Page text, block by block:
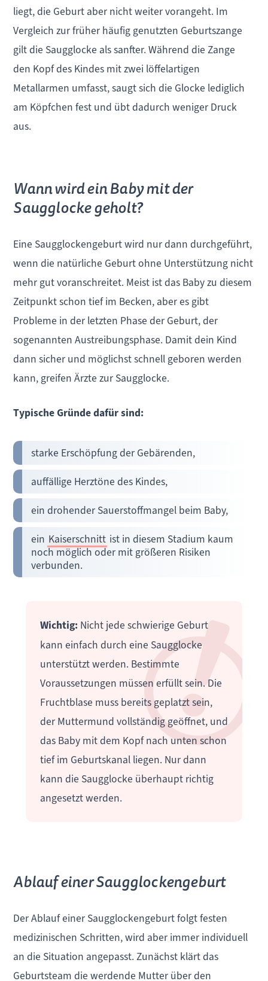
liegt, die Geburt aber nicht weiter vorangeht. Im
Vergleich zur früher häufig genutzten Geburtszange
gilt die Saugglocke als sanfter. Während die Zange
den Kopf des Kindes mit zwei löffelartigen
Metallarmen umfasst, saugt sich die Glocke lediglich
am Köpfchen fest und übt dadurch weniger Druck
aus.
Wann wird ein Baby mit der
Saugglocke geholt?
Eine Saugglockengeburt wird nur dann durchgeführt,
wenn die natürliche Geburt ohne Unterstützung nicht
mehr gut voranschreitet. Meist ist das Baby zu diesem
Zeitpunkt schon tief im Becken, aber es gibt
Probleme in der letzten Phase der Geburt, der
sogenannten Austreibungsphase. Damit dein Kind
dann sicher und möglichst schnell geboren werden
kann, greifen Ärzte zur Saugglocke.
Typische Gründe dafür sind:
starke Erschöpfung der Gebärenden,
auffällige Herztöne des Kindes,
ein drohender Sauerstoffmangel beim Baby,
ein Kaiserschnitt ist in diesem Stadium kaum
noch möglich oder mit größeren Risiken
verbunden.
Wichtig: Nicht jede schwierige Geburt
kann einfach durch eine Saugglocke
unterstützt werden. Bestimmte
Voraussetzungen müssen erfüllt sein. Die
Fruchtblase muss bereits geplatzt sein,
der Muttermund vollständig geöffnet, und
das Baby mit dem Kopf nach unten schon
tief im Geburtskanal liegen. Nur dann
kann die Saugglocke überhaupt richtig
angesetzt werden.
Ablauf einer Saugglockengeburt
Der Ablauf einer Saugglockengeburt folgt festen
medizinischen Schritten, wird aber immer individuell
an die Situation angepasst. Zunächst klärt das
Geburtsteam die werdende Mutter über den